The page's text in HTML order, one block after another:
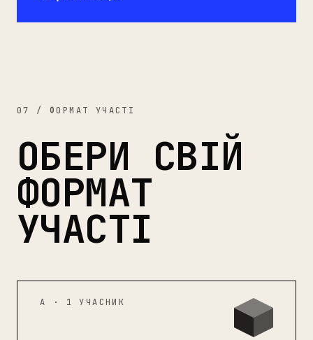
07 / ФОРМАТ УЧАСТІ
ОБЕРИ СВІЙ
ФОРМАТ
УЧАСТІ
A · 1 УЧАСНИК